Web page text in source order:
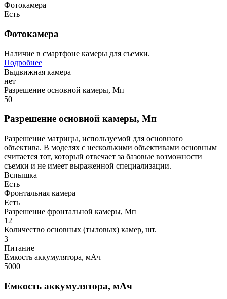
Фотокамера
Есть
Фотокамера
Наличие в смартфоне камеры для съемки.
Подробнее
Выдвижная камера
нет
Разрешение основной камеры, Мп
50
Разрешение основной камеры, Мп
Разрешение матрицы, используемой для основного
объектива. В моделях с несколькими объективами основным
считается тот, который отвечает за базовые возможности
съемки и не имеет выраженной специализации.
Вспышка
Есть
Фронтальная камера
Есть
Разрешение фронтальной камеры, Мп
12
Количество основных (тыловых) камер, шт.
3
Питание
Емкость аккумулятора, мАч
5000
Емкость аккумулятора, мАч